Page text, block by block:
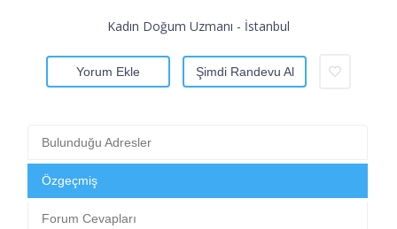
Kadın Doğum Uzmanı - İstanbul
Yorum Ekle Şimdi Randevu Al
Bulunduğu Adresler
Özgeçmiş
Forum Cevapları